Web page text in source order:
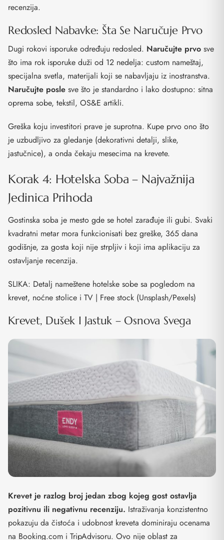
recenzija.
Redosled Nabavke: Šta Se Naručuje Prvo
Dugi rokovi isporuke određuju redosled. Naručujte prvo sve
što ima rok isporuke duži od 12 nedelja: custom nameštaj,
specijalna svetla, materijali koji se nabavljaju iz inostranstva.
Naručujte posle sve što je standardno i lako dostupno: sitna
oprema sobe, tekstil, OS&E artikli.
Greška koju investitori prave je suprotna. Kupe prvo ono što
je uzbudljivo za gledanje (dekorativni detalji, slike,
jastučnice), a onda čekaju mesecima na krevete.
Korak 4: Hotelska Soba – Najvažnija
Jedinica Prihoda
Gostinska soba je mesto gde se hotel zarađuje ili gubi. Svaki
kvadratni metar mora funkcionisati bez greške, 365 dana
godišnje, za gosta koji nije strpljiv i koji ima aplikaciju za
ostavljanje recenzija.
SLIKA: Detalj nameštene hotelske sobe sa pogledom na
krevet, noćne stolice i TV | Free stock (Unsplash/Pexels)
Krevet, Dušek I Jastuk – Osnova Svega
Krevet je razlog broj jedan zbog kojeg gost ostavlja
pozitivnu ili negativnu recenziju. Istraživanja konzistentno
pokazuju da čistoća i udobnost kreveta dominiraju ocenama
na Booking.com i TripAdvisoru. Ovo nije oblast za